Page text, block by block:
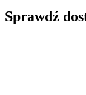
Sprawdź